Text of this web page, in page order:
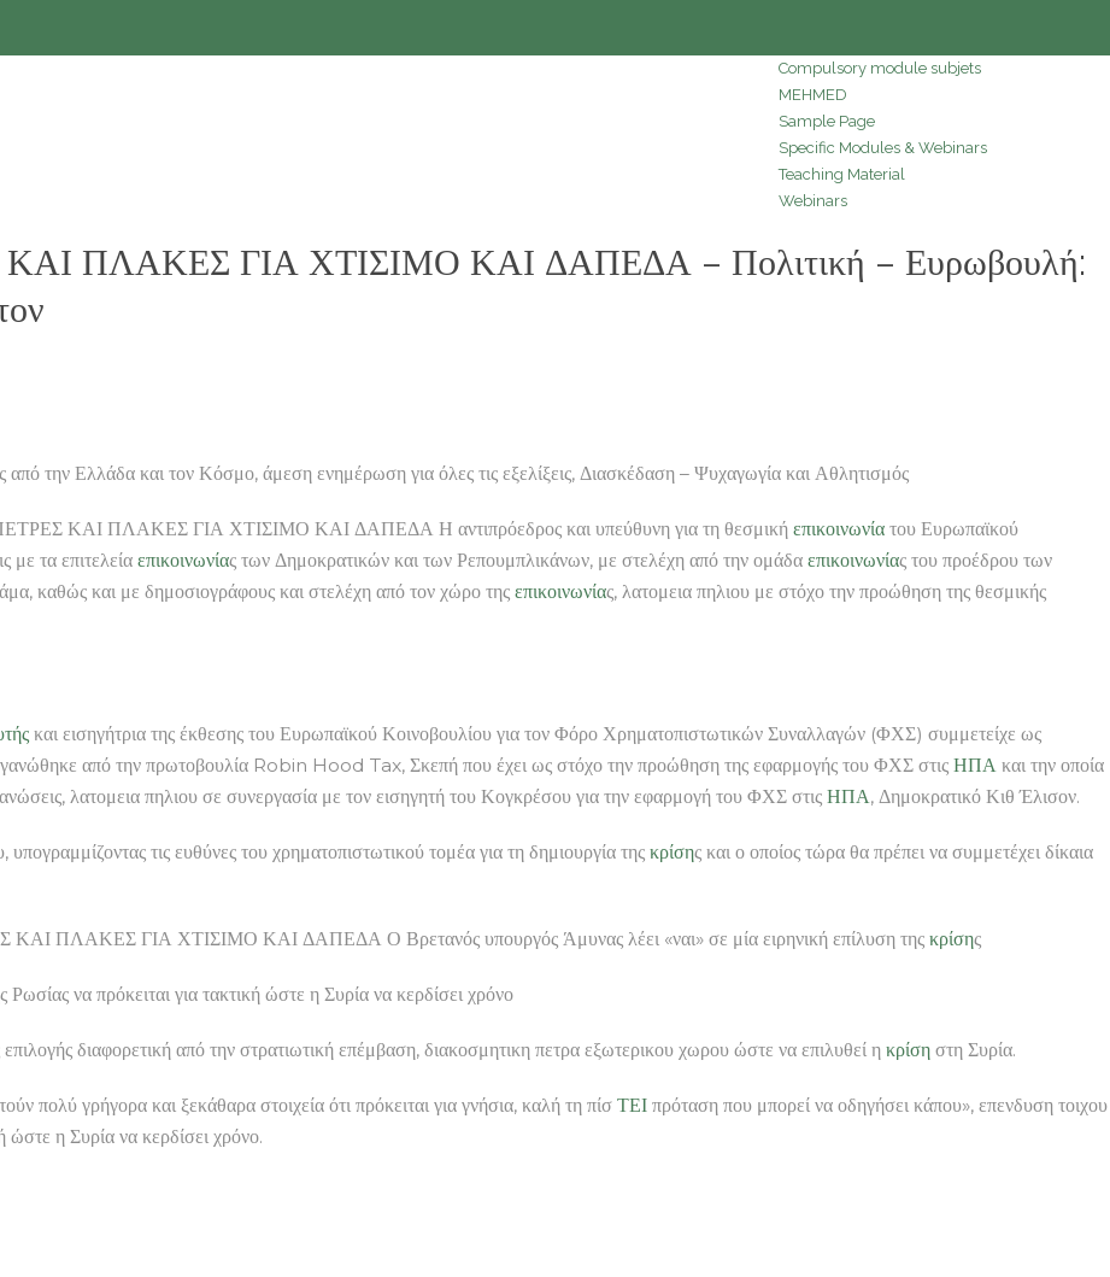
Compulsory module subjets
MEHMED
Sample Page
Specific Modules & Webinars
Teaching Material
Webinars
ΚΑΙ ΠΛΑΚΕΣ ΓΙΑ ΧΤΙΣΙΜΟ ΚΑΙ ΔΑΠΕΔΑ – Πολιτική – Ευρωβουλή:
και τον Κόσμο, άμεση ενημέρωση για όλες τις εξελίξεις, Διασκέδαση – Ψυχαγωγία και Αθλητισμός
ΠΕΤΡΕΣ ΚΑΙ ΠΛΑΚΕΣ ΓΙΑ ΧΤΙΣΙΜΟ ΚΑΙ ΔΑΠΕΔΑ Η αντιπρόεδρος και υπεύθυνη για τη θεσμική επικοινωνία του Ευρωπαϊκού
με τα επιτελεία επικοινωνίας των Δημοκρατικών και των Ρεπουμπλικάνων, με στελέχη από την ομάδα επικοινωνίας του προέδρου των
καθώς και με δημοσιογράφους και στελέχη από τον χώρο της επικοινωνίας, λατομεια πηλιου με στόχο την προώθηση της θεσμικής
και εισηγήτρια της έκθεσης του Ευρωπαϊκού Κοινοβουλίου για τον Φόρο Χρηματοπιστωτικών Συναλλαγών (ΦΧΣ) συμμετείχε ως
από την πρωτοβουλία Robin Hood Tax, Σκεπή που έχει ως στόχο την προώθηση της εφαρμογής του ΦΧΣ στις ΗΠΑ και την οποία
λατομεια πηλιου σε συνεργασία με τον εισηγητή του Κογκρέσου για την εφαρμογή του ΦΧΣ στις ΗΠΑ, Δημοκρατικό Κιθ Έλισον.
τις ευθύνες του χρηματοπιστωτικού τομέα για τη δημιουργία της κρίσης και ο οποίος τώρα θα πρέπει να συμμετέχει δίκαια
ΓΙΑ ΧΤΙΣΙΜΟ ΚΑΙ ΔΑΠΕΔΑ Ο Βρετανός υπουργός Άμυνας λέει «ναι» σε μία ειρηνική επίλυση της κρίσης
να πρόκειται για τακτική ώστε η Συρία να κερδίσει χρόνο
διαφορετική από την στρατιωτική επέμβαση, διακοσμητικη πετρα εξωτερικου χωρου ώστε να επιλυθεί η κρίση στη Συρία.
γρήγορα και ξεκάθαρα στοιχεία ότι πρόκειται για γνήσια, καλή τη πίσ ΤΕΙ πρόταση που μπορεί να οδηγήσει κάπου», επενδυση τοιχου
ώστε η Συρία να κερδίσει χρόνο.